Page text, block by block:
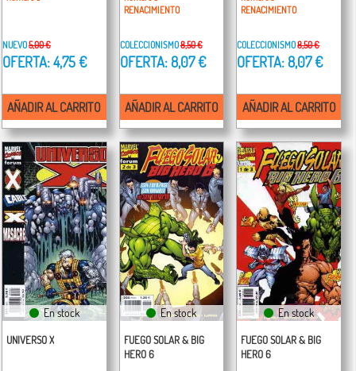
NUEVO5,00 €
OFERTA: 4,75 €
AÑADIR AL CARRITO
RENACIMIENTO
COLECCIONISMO8,50 €
OFERTA: 8,07 €
AÑADIR AL CARRITO
RENACIMIENTO
COLECCIONISMO8,50 €
OFERTA: 8,07 €
AÑADIR AL CARRITO
En stock
UNIVERSO X
En stock
FUEGO SOLAR & BIG
HERO 6
En stock
FUEGO SOLAR & BIG
HERO 6